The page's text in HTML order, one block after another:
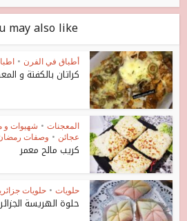
may also like
أطباق في الفرن •
كراتان بالكفتة و
المعجنات • شهيوات و
عجائن • وصفات
كريب مالح معمر
حلويات • حلويات
حلوة الهريسة